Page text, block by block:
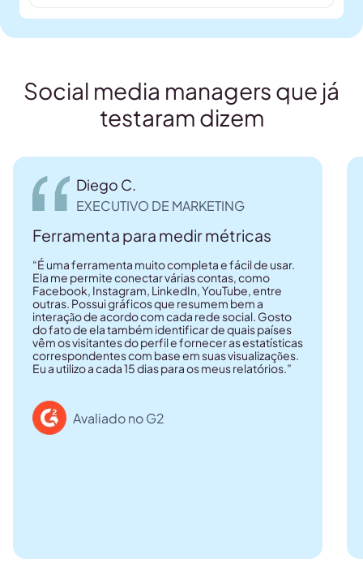
Social media managers que já
testaram dizem
Diego C.
EXECUTIVO DE MARKETING
Ferramenta para medir métricas
“É uma ferramenta muito completa e fácil de usar.
Ela me permite conectar várias contas, como
Facebook, Instagram, LinkedIn, YouTube, entre
outras. Possui gráficos que resumem bem a
interação de acordo com cada rede social. Gosto
do fato de ela também identificar de quais países
vêm os visitantes do perfil e fornecer as estatísticas
correspondentes com base em suas visualizações.
Eu a utilizo a cada 15 dias para os meus relatórios.”
Avaliado no G2